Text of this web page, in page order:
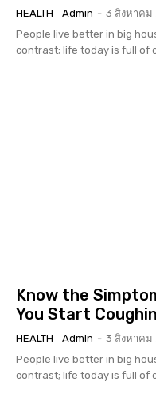
HEALTH Admin - 3 สิงหาคม
People live better in big
contrast; life today is full of
Know the
You Start
HEALTH Admin - 3 สิงหาคม
People live better in big
contrast; life today is full of